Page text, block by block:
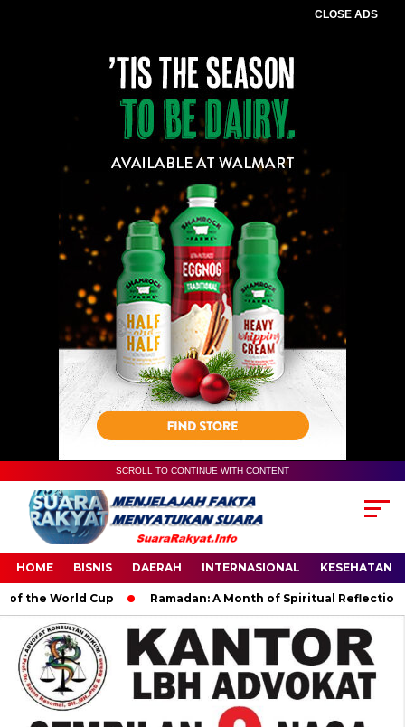
CLOSE ADS
SCROLL TO CONTINUE WITH CONTENT
HOME BISNIS DAERAH INTERNASIONAL KESEHATAN
World Cup Ramadan: A Month of Spiritual Reflection,